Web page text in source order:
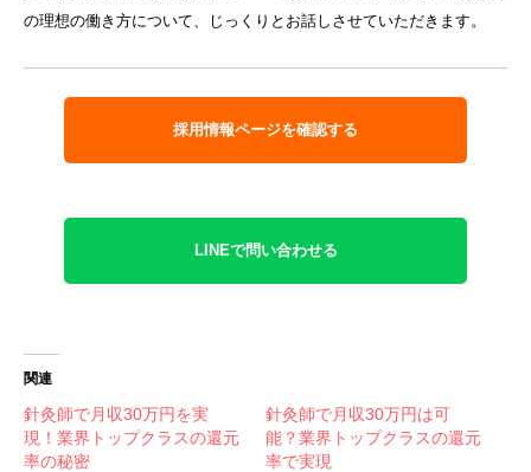
の理想の働き方について、じっくりとお話しさせていただきます。
採用情報ページを確認する
LINEで問い合わせる
関連
針灸師で月収30万円を実
現！業界トップクラスの還元
率の秘密
針灸師で月収30万円は可
能？業界トップクラスの還元
率で実現